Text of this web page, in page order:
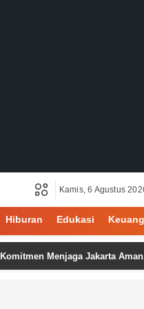
Kamis, 6 Agustus
Hiburan Edukasi
Menjaga Jakarta Aman,